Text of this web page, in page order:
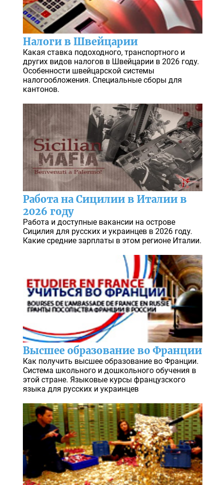
Налоги в Швейцарии
Какая ставка подоходного, транспортного и
других видов налогов в Швейцарии в 2026 году.
Особенности швейцарской системы
налогообложения. Специальные сборы для
кантонов.
Работа на Сицилии в Италии в
2026 году
Работа и доступные вакансии на острове
Сицилия для русских и украинцев в 2026 году.
Какие средние зарплаты в этом регионе Италии.
Высшее образование во Франции
Как получить высшее образование во Франции.
Система школьного и дошкольного обучения в
этой стране. Языковые курсы французского
языка для русских и украинцев